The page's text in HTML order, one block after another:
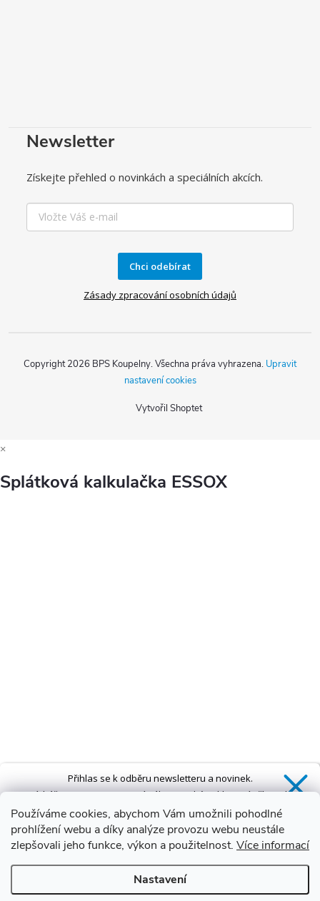
Používáme cookies, abychom Vám umožnili pohodlné
prohlížení webu a díky analýze provozu webu neustále
zlepšovali jeho funkce, výkon a použitelnost. Více informací
Nastavení
Newsletter
Získejte přehled o novinkách a speciálních akcích.
Chci odebírat
Zásady zpracování osobních údajů
Vytvořil Shoptet
Copyright 2026 BPS Koupelny. Všechna práva vyhrazena. Upravit
nastavení cookies
×
Splátková kalkulačka ESSOX
Přihlas se k odběru newsletteru a novinek.
ZískášSLEVU 5 %na první nákup a také exkluzivní přístup k
novinkám, slevám a dalším speciálním nabídkám.*
Ano, chci se přihlásit
Zásady zpracování osobních údajů